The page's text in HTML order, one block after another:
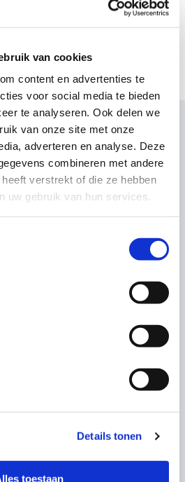
van cookies
content en advertenties te
voor social media te bieden
te analyseren. Ook delen we
van onze site met onze
adverteren en analyse. Deze
combineren met andere
verstrekt of die ze hebben
uw gebruik van hun services.
Details tonen
toestaan
zeggen
fijne kraamweek
van vrouwen